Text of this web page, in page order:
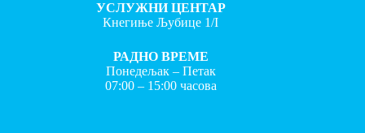
УСЛУЖНИ ЦЕНТАР
Кнегиње Љубице 1/I
РАДНО ВРЕМЕ
Понедељак – Петак
07:00 – 15:00 часова